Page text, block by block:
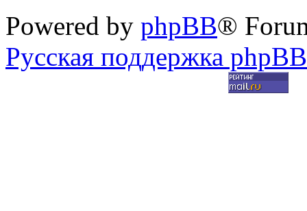
Powered by phpBB®
Русская поддержка phpBB